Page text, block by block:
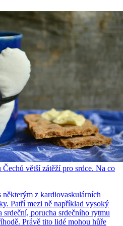
větší zátěží pro srdce. Na co
z kardiovaskulárních
Patří mezi ně například vysoký
porucha srdečního rytmu
Právě tito lidé mohou hůře